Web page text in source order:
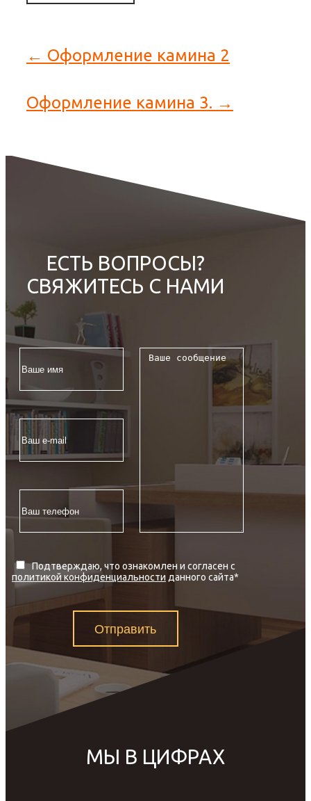
← Оформление камина 2
Оформление камина 3. →
ЕСТЬ ВОПРОСЫ?
СВЯЖИТЕСЬ С НАМИ
Подтверждаю, что ознакомлен и согласен с
политикой конфиденциальности данного сайта*
Отправить
МЫ В ЦИФРАХ